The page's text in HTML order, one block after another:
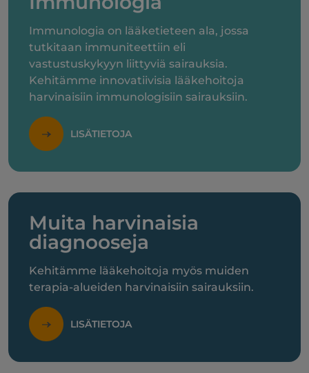
Immunologia on lääketieteen ala, jossa
tutkitaan immuniteettiin eli
vastustuskykyyn liittyviä sairauksia.
Kehitämme innovatiivisia lääkehoitoja
harvinaisiin immunologisiin sairauksiin.
LISÄTIETOJA
Muita harvinaisia
diagnooseja
Kehitämme lääkehoitoja myös muiden
terapia-alueiden harvinaisiin sairauksiin.
LISÄTIETOJA